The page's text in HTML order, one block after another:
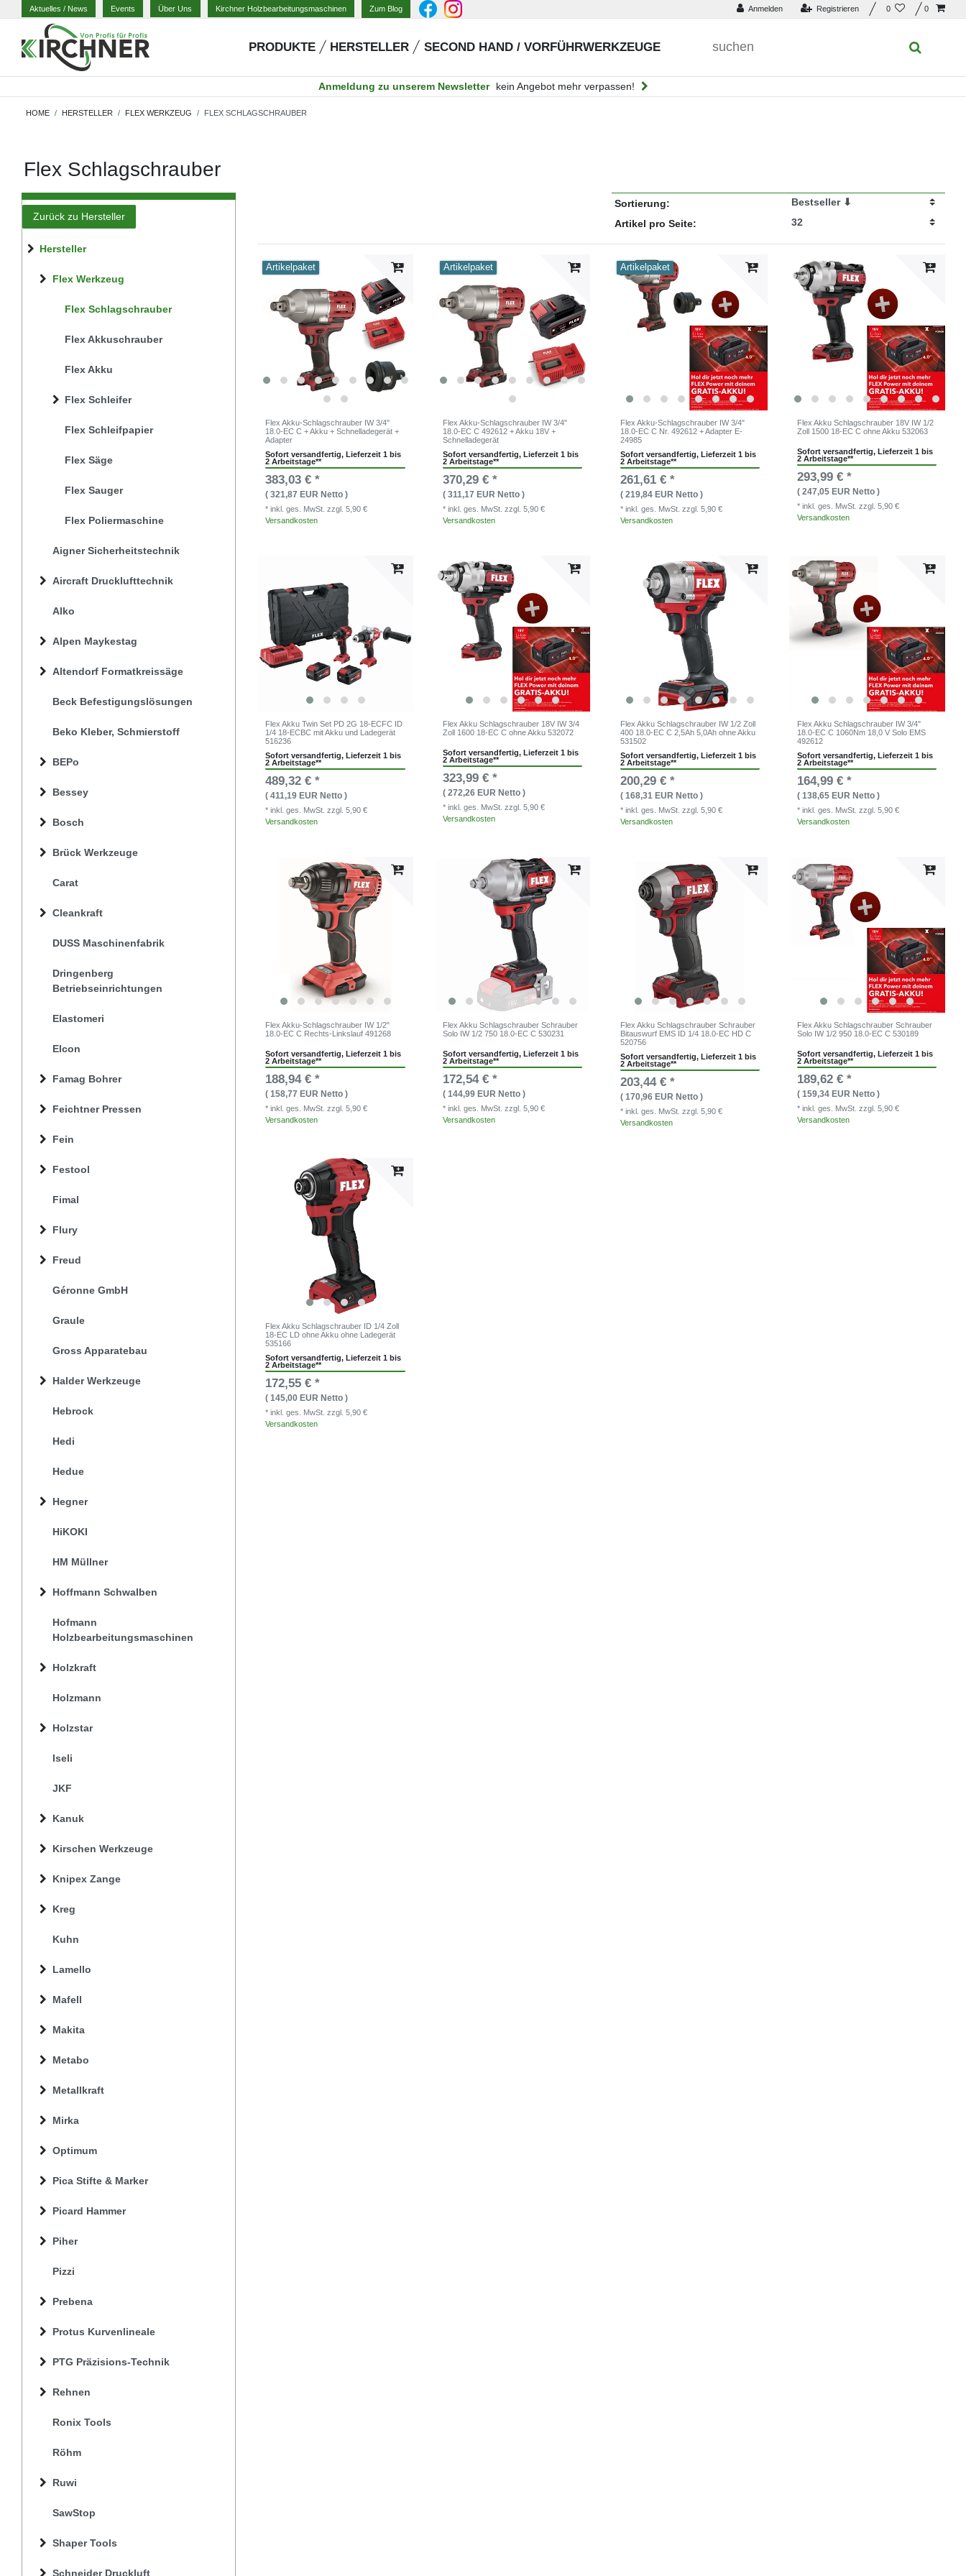
Anmelden Registrieren 0 0
Aktuelles / News Events Über Uns Kirchner Holzbearbeitungsmaschinen Zum Blog
PRODUKTE HERSTELLER SECOND HAND / VORFÜHRWERKZEUGE
Anmeldung zu unserem Newsletter kein Angebot mehr verpassen!
HOME HERSTELLER FLEX WERKZEUG FLEX SCHLAGSCHRAUBER
Flex Schlagschrauber
Zurück zu Hersteller
Hersteller
Aigner Sicherheitstechnik
Aircraft Drucklufttechnik
Alko
Alpen Maykestag
Altendorf Formatkreissäge
Beck Befestigungslösungen
Beko Kleber, Schmierstoff
BEPo
Bessey
Bosch
Brück Werkzeuge
Carat
Cleankraft
DUSS Maschinenfabrik
Dringenberg
Betriebseinrichtungen
Elastomeri
Elcon
Famag Bohrer
Feichtner Pressen
Fein
Festool
Fimal
Flex Werkzeug
Flex Akkuschrauber
Flex Schlagschrauber
Flex Akku
Flex Schleifer
Flex Schleifpapier
Flex Säge
Flex Sauger
Flex Poliermaschine
Flury
Freud
Géronne GmbH
Graule
Gross Apparatebau
Halder Werkzeuge
Hebrock
Hedi
Hedue
Hegner
HiKOKI
HM Müllner
Hoffmann Schwalben
Hofmann
Holzbearbeitungsmaschinen
Holzkraft
Holzmann
Holzstar
Iseli
JKF
Kanuk
Kirschen Werkzeuge
Knipex Zange
Kreg
Kuhn
Lamello
Mafell
Makita
Metabo
Metallkraft
Mirka
Optimum
Pica Stifte & Marker
Picard Hammer
Piher
Pizzi
Prebena
Protus Kurvenlineale
PTG Präzisions-Technik
Rehnen
Ronix Tools
Röhm
Ruwi
SawStop
Shaper Tools
Schneider Druckluft
Sortierung:
Artikel pro Seite:
Artikelpaket
Flex Akku-Schlagschrauber IW 3/4"
18.0-EC C + Akku + Schnelladegerät +
Adapter
Sofort versandfertig, Lieferzeit 1 bis
2 Arbeitstage**
383,03 € *
( 321,87 EUR Netto )
* inkl. ges. MwSt.zzgl. 5,90 €
Versandkosten
Artikelpaket
Flex Akku-Schlagschrauber IW 3/4"
18.0-EC C 492612 + Akku 18V +
Schnelladegerät
Sofort versandfertig, Lieferzeit 1 bis
2 Arbeitstage**
370,29 € *
( 311,17 EUR Netto )
* inkl. ges. MwSt. zzgl. 5,90 €
Versandkosten
Artikelpaket
Flex Akku-Schlagschrauber IW 3/4"
18.0-EC C Nr. 492612 + Adapter E-
24985
Sofort versandfertig, Lieferzeit 1 bis
2 Arbeitstage**
261,61 € *
( 219,84 EUR Netto )
* inkl. ges. MwSt. zzgl. 5,90 €
Versandkosten
Flex Akku Schlagschrauber 18V IW 1/2
Zoll 1500 18-EC C ohne Akku 532063
Sofort versandfertig, Lieferzeit 1 bis
2 Arbeitstage**
293,99 € *
( 247,05 EUR Netto )
* inkl. ges. MwSt.zzgl. 5,90 €
Versandkosten
Flex Akku Twin Set PD 2G 18-ECFC ID
1/4 18-ECBC mit Akku und Ladegerät
516236
Sofort versandfertig, Lieferzeit 1 bis
2 Arbeitstage**
489,32 € *
( 411,19 EUR Netto )
* inkl. ges. MwSt.zzgl. 5,90 €
Versandkosten
Flex Akku Schlagschrauber 18V IW 3/4
Zoll 1600 18-EC C ohne Akku 532072
Sofort versandfertig, Lieferzeit 1 bis
2 Arbeitstage**
323,99 € *
( 272,26 EUR Netto )
* inkl. ges. MwSt. zzgl. 5,90 €
Versandkosten
Flex Akku Schlagschrauber IW 1/2 Zoll
400 18.0-EC C 2,5Ah 5,0Ah ohne Akku
531502
Sofort versandfertig, Lieferzeit 1 bis
2 Arbeitstage**
200,29 € *
( 168,31 EUR Netto )
* inkl. ges. MwSt. zzgl. 5,90 €
Versandkosten
Flex Akku Schlagschrauber IW 3/4"
18.0-EC C 1060Nm 18,0 V Solo EMS
492612
Sofort versandfertig, Lieferzeit 1 bis
2 Arbeitstage**
164,99 € *
( 138,65 EUR Netto )
* inkl. ges. MwSt.zzgl. 5,90 €
Versandkosten
Flex Akku-Schlagschrauber IW 1/2"
18.0-EC C Rechts-Linkslauf 491268
Sofort versandfertig, Lieferzeit 1 bis
2 Arbeitstage**
188,94 € *
( 158,77 EUR Netto )
* inkl. ges. MwSt.zzgl. 5,90 €
Versandkosten
Flex Akku Schlagschrauber Schrauber
Solo IW 1/2 750 18.0-EC C 530231
Sofort versandfertig, Lieferzeit 1 bis
2 Arbeitstage**
172,54 € *
( 144,99 EUR Netto )
* inkl. ges. MwSt. zzgl. 5,90 €
Versandkosten
Flex Akku Schlagschrauber Schrauber
Bitauswurf EMS ID 1/4 18.0-EC HD C
520756
Sofort versandfertig, Lieferzeit 1 bis
2 Arbeitstage**
203,44 € *
( 170,96 EUR Netto )
* inkl. ges. MwSt. zzgl. 5,90 €
Versandkosten
Flex Akku Schlagschrauber Schrauber
Solo IW 1/2 950 18.0-EC C 530189
Sofort versandfertig, Lieferzeit 1 bis
2 Arbeitstage**
189,62 € *
( 159,34 EUR Netto )
* inkl. ges. MwSt.zzgl. 5,90 €
Versandkosten
Flex Akku Schlagschrauber ID 1/4 Zoll
18-EC LD ohne Akku ohne Ladegerät
535166
Sofort versandfertig, Lieferzeit 1 bis
2 Arbeitstage**
172,55 € *
( 145,00 EUR Netto )
* inkl. ges. MwSt.zzgl. 5,90 €
Versandkosten